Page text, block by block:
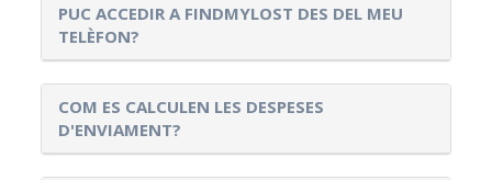
PUC ACCEDIR A FINDMYLOST DES DEL MEU
TELÈFON?
COM ES CALCULEN LES DESPESES
D'ENVIAMENT?